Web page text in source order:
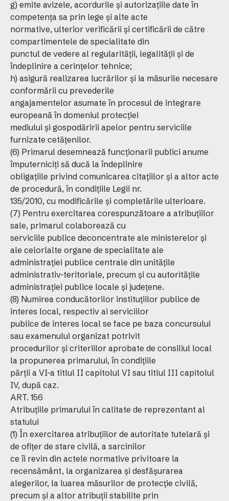
g) emite avizele, acordurile şi autorizaţiile date în
competenţa sa prin lege şi alte acte
normative, ulterior verificării şi certificării de către
compartimentele de specialitate din
punctul de vedere al regularităţii, legalităţii şi de
îndeplinire a cerinţelor tehnice;
h) asigură realizarea lucrărilor şi ia măsurile necesare
conformării cu prevederile
angajamentelor asumate în procesul de integrare
europeană în domeniul protecţiei
mediului şi gospodăririi apelor pentru serviciile
furnizate cetăţenilor.
(6) Primarul desemnează funcţionarii publici anume
împuterniciţi să ducă la îndeplinire
obligaţiile privind comunicarea citaţiilor şi a altor acte
de procedură, în condiţiile Legii nr.
135/2010, cu modificările şi completările ulterioare.
(7) Pentru exercitarea corespunzătoare a atribuţiilor
sale, primarul colaborează cu
serviciile publice deconcentrate ale ministerelor şi
ale celorlalte organe de specialitate ale
administraţiei publice centrale din unităţile
administrativ-teritoriale, precum şi cu autorităţile
administraţiei publice locale şi judeţene.
(8) Numirea conducătorilor instituţiilor publice de
interes local, respectiv ai serviciilor
publice de interes local se face pe baza concursului
sau examenului organizat potrivit
procedurilor şi criteriilor aprobate de consiliul local
la propunerea primarului, în condiţiile
părţii a VI-a titlul II capitolul VI sau titlul III capitolul
IV, după caz.
ART. 156
Atribuţiile primarului în calitate de reprezentant al
statului
(1) În exercitarea atribuţiilor de autoritate tutelară şi
de ofiţer de stare civilă, a sarcinilor
ce îi revin din actele normative privitoare la
recensământ, la organizarea şi desfăşurarea
alegerilor, la luarea măsurilor de protecţie civilă,
precum şi a altor atribuţii stabilite prin